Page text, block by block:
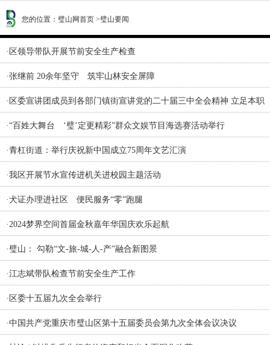
您的位置： 璧山网首页 >璧山要闻
· 区领导带队开展节前安全生产检查
·张继前 20余年坚守 筑牢山林安全屏障
· 区委宣讲团成员到各部门镇街宣讲党的二十届三中全会精神 立足本
·“百姓大舞台 ‘璧’定更精彩”群众文娱节目海选赛活动举行
·青杠街道：举行庆祝新中国成立75周年文艺汇演
·我区开展节水宣传进机关进校园主题活动
·犬证办理进社区 便民服务“零”跑腿
·2024梦界空间首届金秋嘉年华国庆欢乐起航
·璧山： 勾勒“文-旅-城-人-产”融合新图景
·江志斌带队检查节前安全生产工作
· 区委十五届九次全会举行
·中国共产党重庆市璧山区第十五届委员会第九次全体会议决议